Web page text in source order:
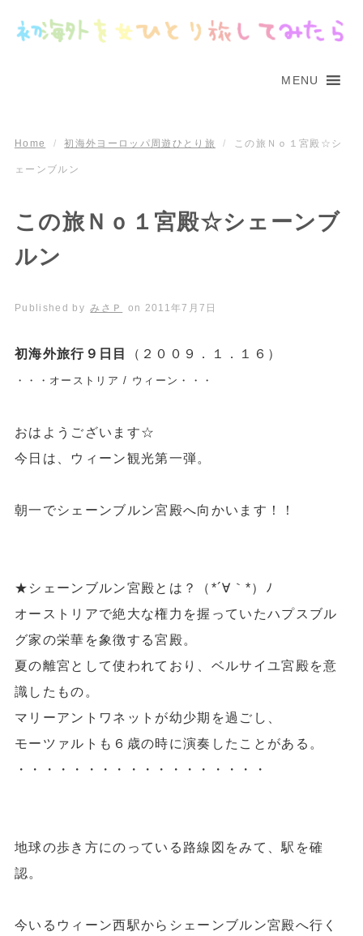
MENU
Home / 初海外ヨーロッパ周遊ひとり旅 / この旅Ｎｏ１宮殿☆シ
ェーンブルン
この旅Ｎｏ１宮殿☆シェーンブ
ルン
Published by みさＰ on 2011年7月7日
初海外旅行９日目 （２００９．１．１６）
・・・オーストリア / ウィーン・・・
おはようございます☆
今日は、ウィーン観光第一弾。
朝一でシェーンブルン宮殿へ向かいます！！
★シェーンブルン宮殿とは？（*´∀｀*）ﾉ
オーストリアで絶大な権力を握っていたハプスブル
グ家の栄華を象徴する宮殿。
夏の離宮として使われており、ベルサイユ宮殿を意
識したもの。
マリーアントワネットが幼少期を過ごし、
モーツァルトも６歳の時に演奏したことがある。
・・・・・・・・・・・・・・・・・・
地球の歩き方にのっている路線図をみて、駅を確
認。
今いるウィーン西駅からシェーンブルン宮殿へ行く